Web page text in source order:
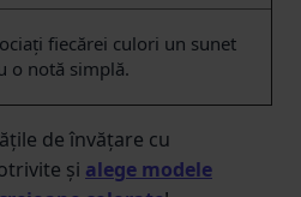
fiecărei culori un sunet
o notă simplă.
de învățare cu
și alege modele